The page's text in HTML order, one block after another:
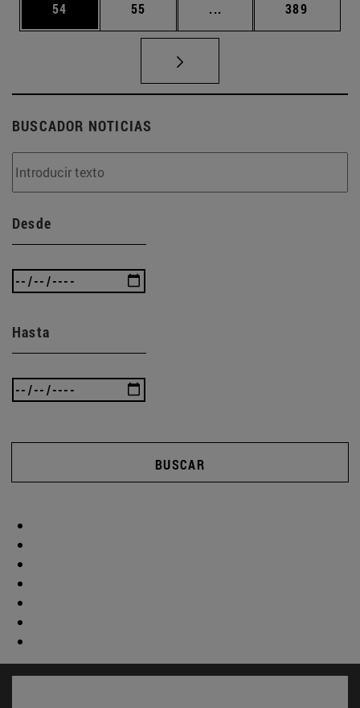
Página
54 Página
55 ... Páginas intermedias
Página
389
BUSCADOR NOTICIAS
Desde
Hasta
BUSCAR